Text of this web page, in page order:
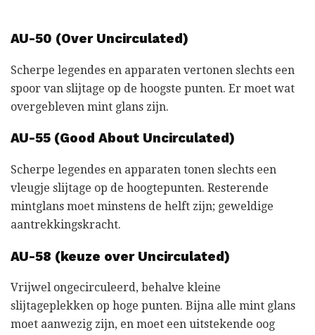
AU-50 (Over Uncirculated)
Scherpe legendes en apparaten vertonen slechts een
spoor van slijtage op de hoogste punten. Er moet wat
overgebleven mint glans zijn.
AU-55 (Good About Uncirculated)
Scherpe legendes en apparaten tonen slechts een
vleugje slijtage op de hoogtepunten. Resterende
mintglans moet minstens de helft zijn; geweldige
aantrekkingskracht.
AU-58 (keuze over Uncirculated)
Vrijwel ongecirculeerd, behalve kleine
slijtageplekken op hoge punten. Bijna alle mint glans
moet aanwezig zijn, en moet een uitstekende oog